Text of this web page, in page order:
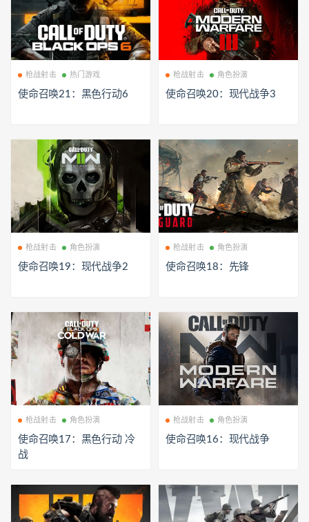
枪战射击 热门游戏
使命召唤21：黑色行动6
枪战射击 角色扮演
使命召唤20：现代战争3
枪战射击 角色扮演
使命召唤19：现代战争2
枪战射击 角色扮演
使命召唤18：先锋
枪战射击 角色扮演
使命召唤17：黑色行动 冷
战
枪战射击 角色扮演
使命召唤16：现代战争